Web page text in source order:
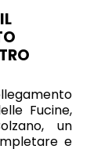
Fucine,
un
e